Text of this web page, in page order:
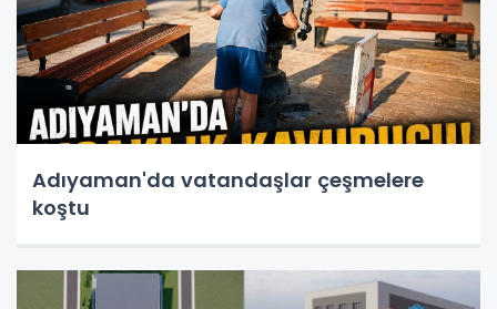
Adıyaman'da vatandaşlar çeşmelere
koştu